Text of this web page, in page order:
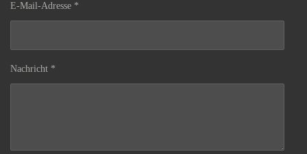
E-Mail-Adresse *
Nachricht *